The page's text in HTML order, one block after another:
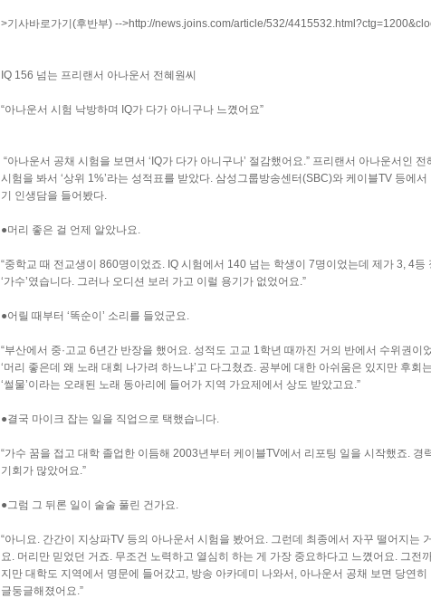
>기사바로가기(후반부) -->http://news.joins.com/article/532/
IQ 156 넘는 프리랜서 아나운서 전혜원씨
“아나운서 시험 낙방하며 IQ가 다가 아니구나 느꼈어요”
“아나운서 공채 시험을 보면서 ‘IQ가 다가 아니구나’ 절감했어요.” 프리랜서 아나운서인
시험을 봐서 ‘상위 1%’라는 성적표를 받았다. 삼성그룹방송센터(SBC)와 케이블TV 등에
기 인생담을 들어봤다.
●머리 좋은 걸 언제 알았나요.
“중학교 때 전교생이 860명이었죠. IQ 시험에서 140 넘는 학생이 7명이었는데 제가 3, 4
‘가수’였습니다. 그러나 오디션 보러 가고 이럴 용기가 없었어요.”
●어릴 때부터 ‘똑순이’ 소리를 들었군요.
“부산에서 중·고교 6년간 반장을 했어요. 성적도 고교 1학년 때까진 거의 반에서 수위권
‘머리 좋은데 왜 노래 대회 나가려 하느냐’고 다그쳤죠. 공부에 대한 아쉬움은 있지만 후
‘썰물’이라는 오래된 노래 동아리에 들어가 지역 가요제에서 상도 받았고요.”
●결국 마이크 잡는 일을 직업으로 택했습니다.
“가수 꿈을 접고 대학 졸업한 이듬해 2003년부터 케이블TV에서 리포팅 일을 시작했죠. 경
기회가 많았어요.”
●그럼 그 뒤론 일이 술술 풀린 건가요.
“아니요. 간간이 지상파TV 등의 아나운서 시험을 봤어요. 그런데 최종에서 자꾸 떨어지는
요. 머리만 믿었던 거죠. 무조건 노력하고 열심히 하는 게 가장 중요하다고 느꼈어요. 그전
지만 대학도 지역에서 명문에 들어갔고, 방송 아카데미 나와서, 아나운서 공채 보면 당연
글둥글해졌어요.”